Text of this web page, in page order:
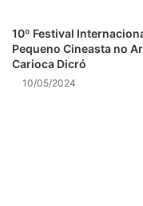
10º Festival
Pequeno Cineasta no
Carioca Dicró
10/05/2024